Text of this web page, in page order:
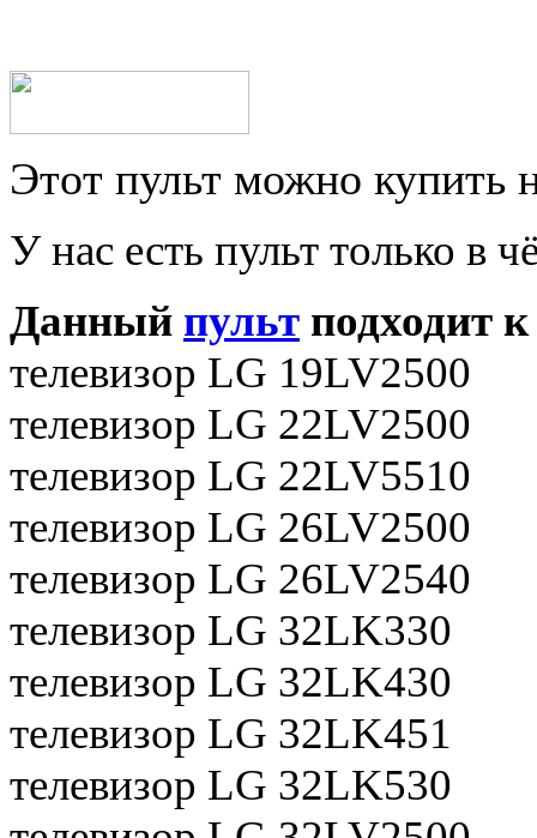
Этот пульт можно купить
У нас есть пульт только в
Данный пульт подходит
телевизор LG 19LV2500
телевизор LG 22LV2500
телевизор LG 22LV5510
телевизор LG 26LV2500
телевизор LG 26LV2540
телевизор LG 32LK330
телевизор LG 32LK430
телевизор LG 32LK451
телевизор LG 32LK530